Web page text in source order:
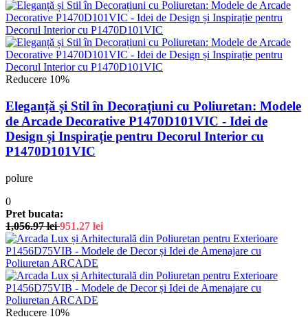
Reducere 10%
Eleganță și Stil în Decorațiuni cu Poliuretan: Modele
de Arcade Decorative P1470D101VIC - Idei de
Design și Inspirație pentru Decorul Interior cu
P1470D101VIC
polure
0
Pret bucata:
1,056.97lei 951.27 lei
Reducere 10%